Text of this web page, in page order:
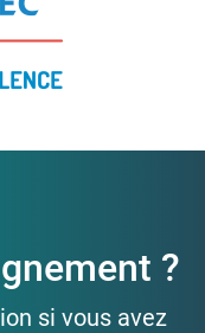
?
si vous avez